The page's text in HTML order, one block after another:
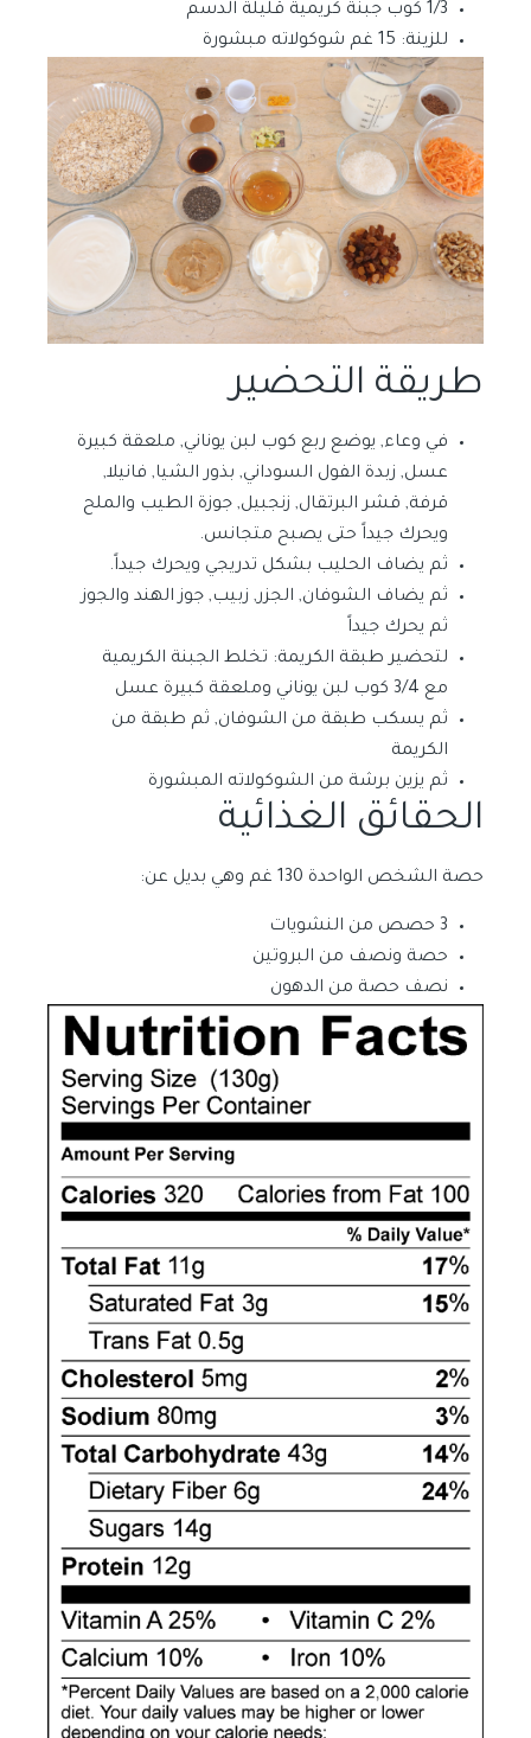
1/3 كوب جبنة كريمية قليلة الدسم
للزينة: 15 غم شوكولاته مبشورة
طريقة التحضير
في وعاء, يوضع ربع كوب لبن يوناني, ملعقة كبيرة
عسل, زبدة الفول السوداني, بذور الشيا, فانيلا,
قرفة, قشر البرتقال, زنجبيل, جوزة الطيب والملح
ويحرك جيداً حتى يصبح متجانس.
ثم يضاف الحليب بشكل تدريجي ويحرك جيداً.
ثم يضاف الشوفان, الجزر, زبيب, جوز الهند والجوز
ثم يحرك جيداً
لتحضير طبقة الكريمة: تخلط الجبنة الكريمية
مع 3/4 كوب لبن يوناني وملعقة كبيرة عسل
ثم يسكب طبقة من الشوفان, ثم طبقة من
الكريمة
ثم يزين برشة من الشوكولاته المبشورة
الحقائق الغذائية
حصة الشخص الواحدة 130 غم وهي بديل عن:
3 حصص من النشويات
حصة ونصف من البروتين
نصف حصة من الدهون